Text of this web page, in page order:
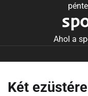
Ahol a
Két